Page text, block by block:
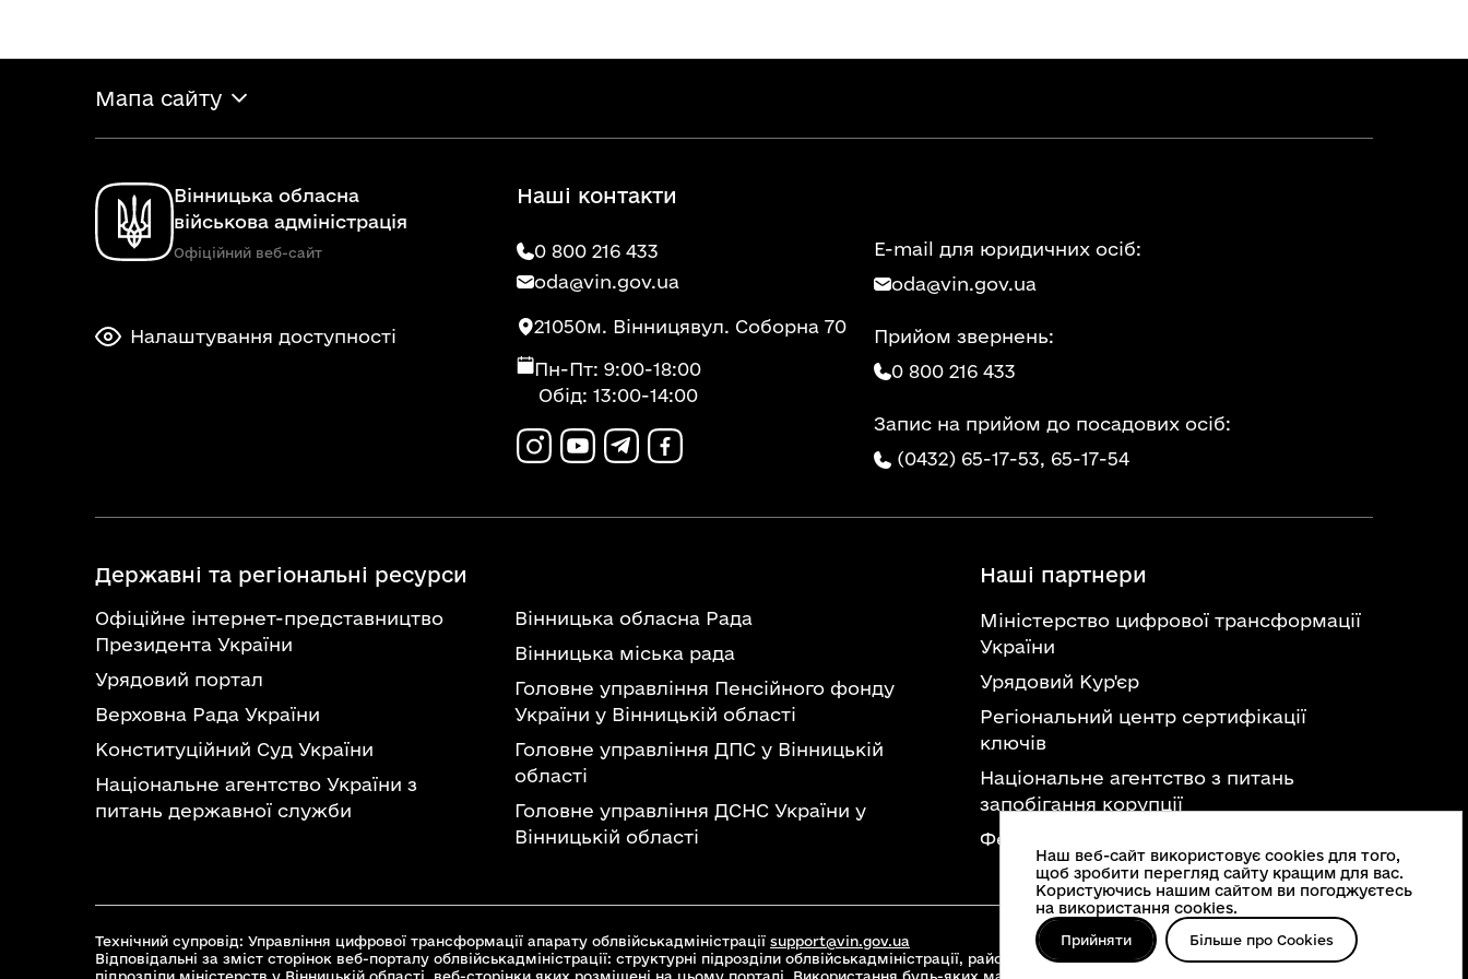
Мапа сайту
Вінницька обласна
військова адміністрація
Офіційний веб-сайт
Налаштування доступності
Наші контакти
0 800 216 433
oda@vin.gov.ua
21050м. Вінницявул. Соборна 70
Пн-Пт: 9:00-18:00
Обід: 13:00-14:00
E-mail для юридичних осіб:
oda@vin.gov.ua
Прийом звернень:
0 800 216 433
Запис на прийом до посадових осіб:
(0432) 65-17-53, 65-17-54
Державні та регіональні ресурси
Офіційне інтернет-представництво
Президента України
Урядовий портал
Верховна Рада України
Конституційний Суд України
Національне агентство України з
питань державної служби
Вінницька обласна Рада
Вінницька міська рада
Головне управління Пенсійного фонду
України у Вінницькій області
Головне управління ДПС у Вінницькій
області
Головне управління ДСНС України у
Вінницькій області
Наші партнери
Міністерство цифрової трансформації
України
Урядовий Кур'єр
Регіональний центр сертифікації
ключів
Національне агентство з питань
запобігання корупції
Федерація професійних спілок України
Технічний супровід: Управління цифрової трансформації апарату облвійськадміністрації support@vin.gov.ua
Відповідальні за зміст сторінок веб-порталу облвійськадміністрації: структурні підрозділи облвійськадміністрації, районні військові адміністрації, територіальні
Наш веб-сайт використовує cookies для того,
щоб зробити перегляд сайту кращим для вас.
Користуючись нашим сайтом ви погоджуєтесь
на використання cookies.
Прийняти Більше про Cookies